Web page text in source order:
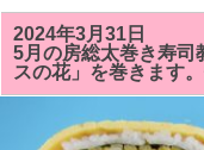
を
し
ま
し
た!!
は
の
「房
総
太
巻
き
2024年3月31日
5月の房総太巻き寿司
スの花」を巻きます